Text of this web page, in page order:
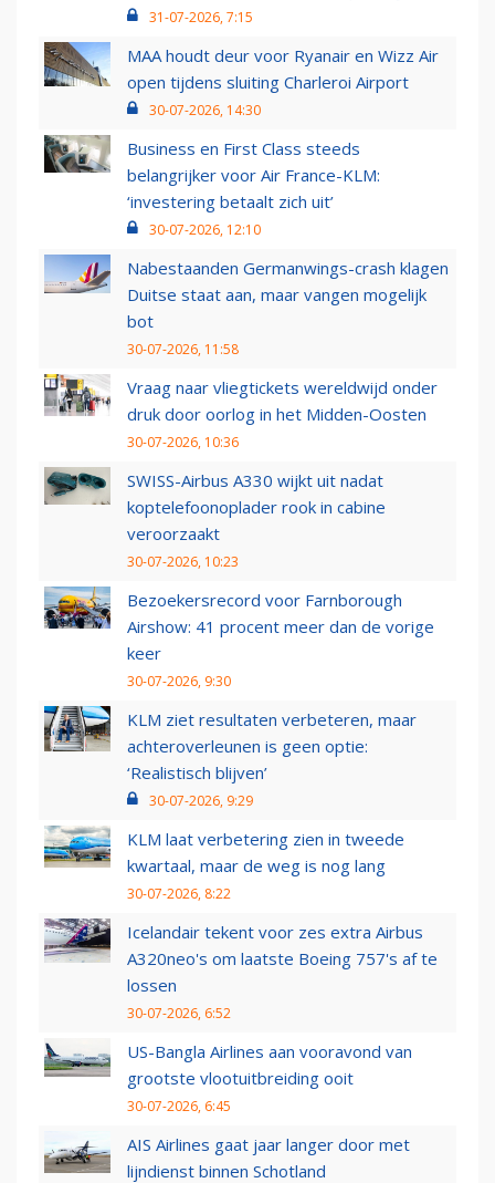
31-07-2026, 7:15
MAA houdt deur voor Ryanair en Wizz Air
open tijdens sluiting Charleroi Airport
30-07-2026, 14:30
Business en First Class steeds
belangrijker voor Air France-KLM:
‘investering betaalt zich uit’
30-07-2026, 12:10
Nabestaanden Germanwings-crash klagen
Duitse staat aan, maar vangen mogelijk
bot
30-07-2026, 11:58
Vraag naar vliegtickets wereldwijd onder
druk door oorlog in het Midden-Oosten
30-07-2026, 10:36
SWISS-Airbus A330 wijkt uit nadat
koptelefoonoplader rook in cabine
veroorzaakt
30-07-2026, 10:23
Bezoekersrecord voor Farnborough
Airshow: 41 procent meer dan de vorige
keer
30-07-2026, 9:30
KLM ziet resultaten verbeteren, maar
achteroverleunen is geen optie:
‘Realistisch blijven’
30-07-2026, 9:29
KLM laat verbetering zien in tweede
kwartaal, maar de weg is nog lang
30-07-2026, 8:22
Icelandair tekent voor zes extra Airbus
A320neo's om laatste Boeing 757's af te
lossen
30-07-2026, 6:52
US-Bangla Airlines aan vooravond van
grootste vlootuitbreiding ooit
30-07-2026, 6:45
AIS Airlines gaat jaar langer door met
lijndienst binnen Schotland